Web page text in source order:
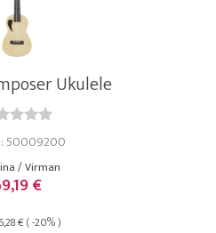
Ukulele
: 50009200
/ Virman
€
€ ( -20% )